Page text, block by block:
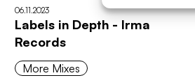
06.11.2023
Labels in Depth - Irma
Records
More Mixes